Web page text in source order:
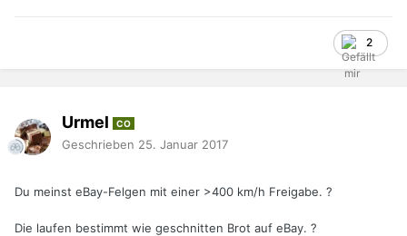
2
Urmel CO
Geschrieben 25. Januar 2017
Du meinst eBay-Felgen mit einer >400 km/h Freigabe. ?
Die laufen bestimmt wie geschnitten Brot auf eBay. ?